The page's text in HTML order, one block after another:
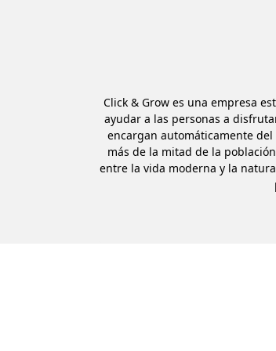
Click & Grow es una empresa
ayudar a las personas a
encargan automáticamente
más de la mitad de la
entre la vida moderna y la